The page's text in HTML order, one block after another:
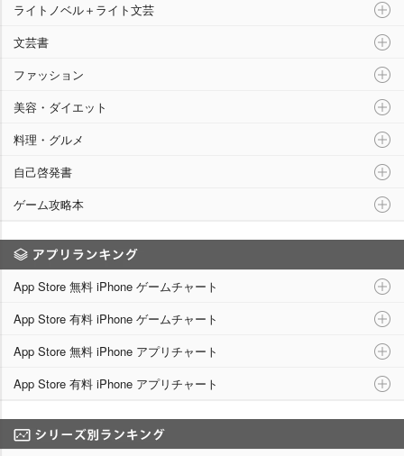
ライトノベル＋ライト文芸
文芸書
ファッション
美容・ダイエット
料理・グルメ
自己啓発書
ゲーム攻略本
App Store 無料 iPhone ゲームチャート
App Store 有料 iPhone ゲームチャート
App Store 無料 iPhone アプリチャート
App Store 有料 iPhone アプリチャート